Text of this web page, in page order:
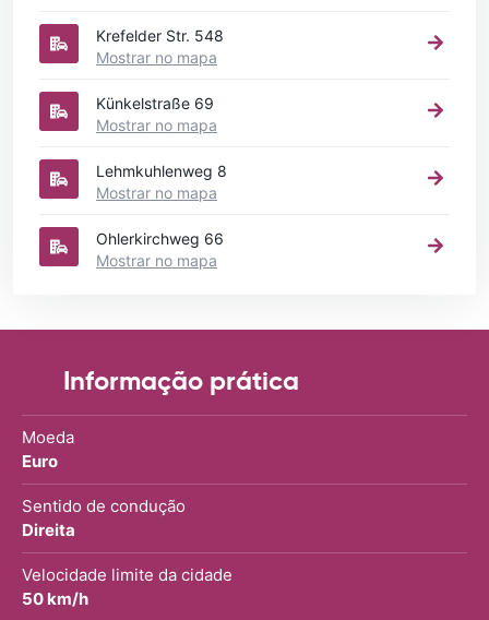
Krefelder Str. 548
Mostrar no mapa
Künkelstraße 69
Mostrar no mapa
Lehmkuhlenweg 8
Mostrar no mapa
Ohlerkirchweg 66
Mostrar no mapa
Informação prática
Moeda
Euro
Sentido de condução
Direita
Velocidade limite da cidade
50 km/h